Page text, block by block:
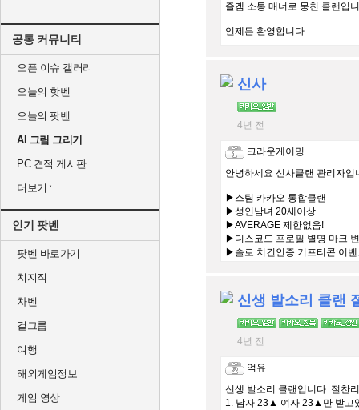
공통 커뮤니티
오픈 이슈 갤러리
오늘의 핫벤
오늘의 팟벤
AI 그림 그리기
PC 견적 게시판
더보기
인기 팟벤
팟벤 바로가기
치지직
차벤
걸그룹
여행
해외게임정보
게임 영상
즐겜 소통 매너로 뭉친 클랜입
언제든 환영합니다
신사
4년 전
크라운게이밍
안녕하세요 신사클랜 관리자입
▶스팀 카카오 통합클랜
▶성인남녀 20세이상
▶AVERAGE 제한없음!
▶디스코드 프로필 별명 마크
▶솔로 치킨인증 기프티콘 이
4년 전
억유
신생 발소리 클랜입니다. 절찬
1. 남자 23▲ 여자 23▲만 받고